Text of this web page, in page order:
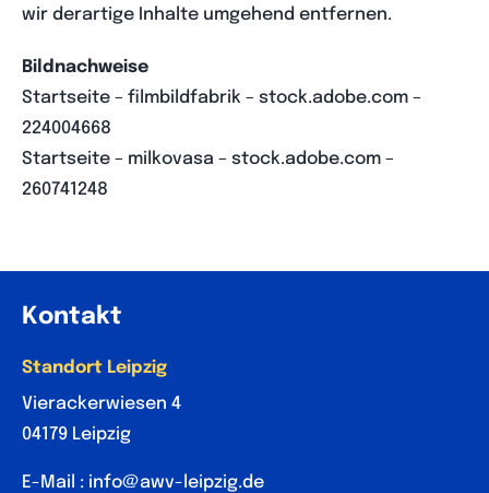
wir derartige Inhalte umgehend entfernen.
Bildnachweise
Startseite – filmbildfabrik – stock.adobe.com –
224004668
Startseite – milkovasa – stock.adobe.com –
260741248
Kontakt
Standort Leipzig
Vierackerwiesen 4
04179 Leipzig
E-Mail : info@awv-leipzig.de